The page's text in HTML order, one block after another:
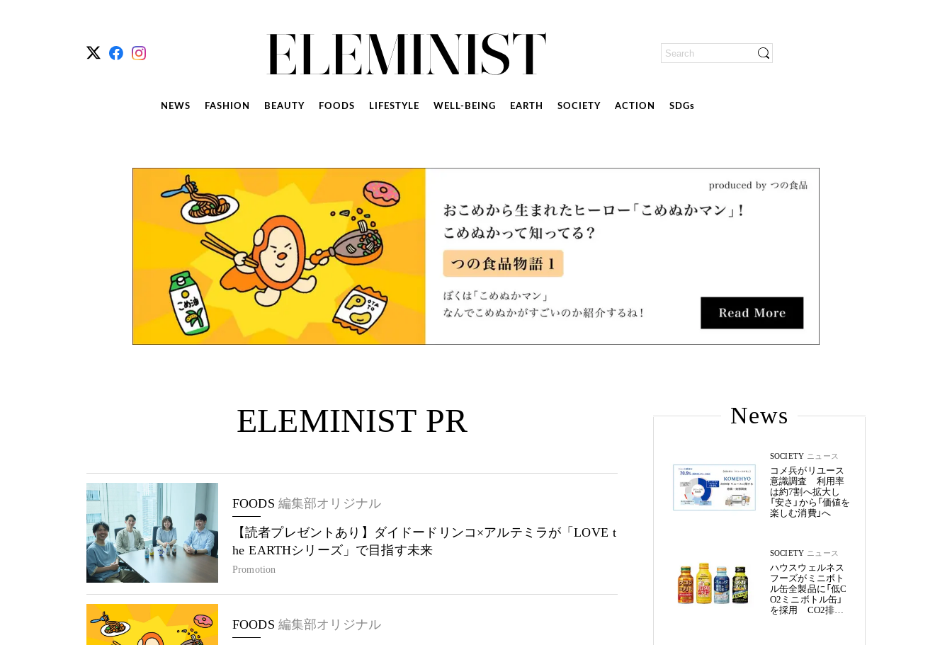
NEWS FASHION BEAUTY FOODS LIFESTYLE WELL-BEING EARTH SOCIETY ACTION SDGs
ELEMINIST PR
FOODS 編集部オリジナル
【読者プレゼントあり】ダイドードリンコ×アルテミラが「LOVE t
he EARTHシリーズ」で目指す未来
Promotion
FOODS 編集部オリジナル
News
SOCIETY ニュース
コメ兵がリユース
意識調査 利用率
は約7割へ拡大し
「安さ」から「価値を
楽しむ消費」へ
SOCIETY ニュース
ハウスウェルネス
フーズがミニボト
ル缶全製品に「低C
O2ミニボトル缶」
を採用 CO2排出